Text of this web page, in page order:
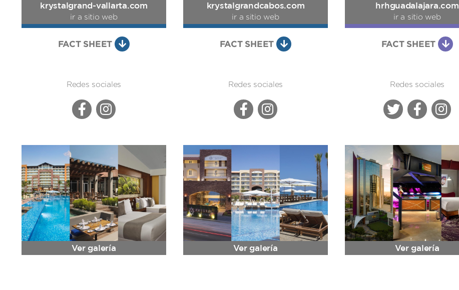
krystalgrand-vallarta.com
ir a sitio web
FACT SHEET
Redes sociales
Ver galería
krystalgrandcabos.com
ir a sitio web
FACT SHEET
Redes sociales
Ver galería
hrhguadalajara.com
ir a sitio web
FACT SHEET
Redes sociales
Ver galería